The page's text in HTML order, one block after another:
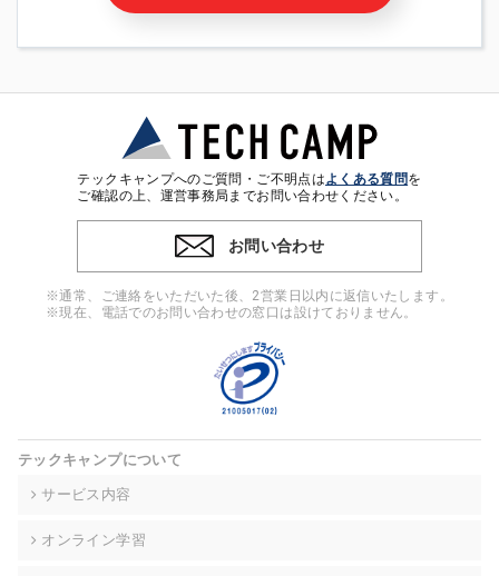
サービス又は商品等の広告配信・宣伝を含みますが、それらに
・個人(法人の場合は担当者)を識別できない形式に加工した統
計情報の作成および利用
※上記の利用目的に基づいた本人への連絡及び配信について
4. 個人情報の第三者提供
ンをとるために、氏名等の一部の情報をサービス内で使用する
チャットツールで発信することにより、本サービスの他の利用
者等に提供することがあります。
当社は事業運営上、前項利用目的の範囲に限って個人情報を外
高い委託先を選定し、個人情報の適正管理・機密保持について
個人情報の開示等(利用目的の通知、開示、内容の訂正・追加・
テックキャンプへのご質問・ご不明点はよくある質問を
ご確認の上、運営事務局までお問い合わせください。
お問い合わせ
※通常、ご連絡をいただいた後、2営業日以内に返信いたします。
※現在、電話でのお問い合わせの窓口は設けておりません。
テックキャンプについて
サービス内容
オンライン学習